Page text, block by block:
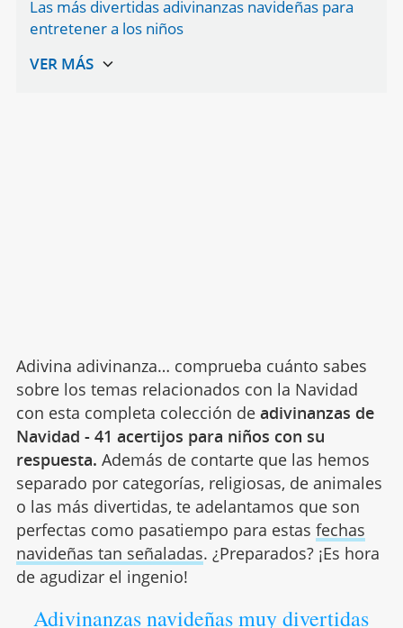
Las más divertidas adivinanzas navideñas para
entretener a los niños
Adivina adivinanza… comprueba cuánto sabes
sobre los temas relacionados con la Navidad
con esta completa colección de adivinanzas de
Navidad - 41 acertijos para niños con su
respuesta. Además de contarte que las hemos
separado por categorías, religiosas, de animales
o las más divertidas, te adelantamos que son
perfectas como pasatiempo para estas fechas
navideñas tan señaladas. ¿Preparados? ¡Es hora
de agudizar el ingenio!
Adivinanzas navideñas muy divertidas